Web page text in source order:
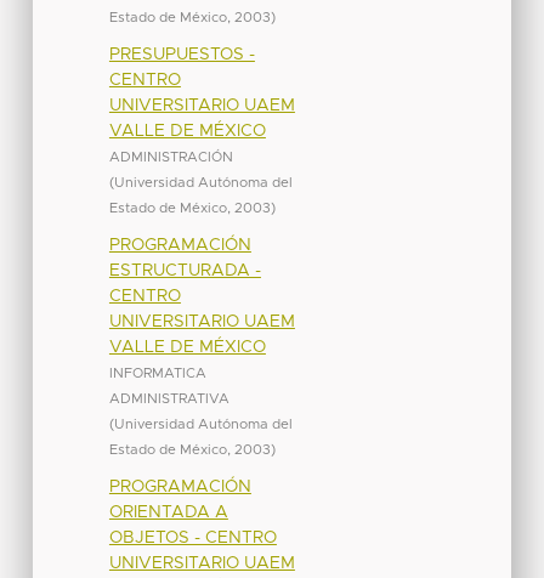
Estado de México, 2003)
PRESUPUESTOS -
CENTRO
UNIVERSITARIO UAEM
VALLE DE MÉXICO
ADMINISTRACIÓN
(Universidad Autónoma del
Estado de México, 2003)
PROGRAMACIÓN
ESTRUCTURADA -
CENTRO
UNIVERSITARIO UAEM
VALLE DE MÉXICO
INFORMATICA
ADMINISTRATIVA
(Universidad Autónoma del
Estado de México, 2003)
PROGRAMACIÓN
ORIENTADA A
OBJETOS - CENTRO
UNIVERSITARIO UAEM